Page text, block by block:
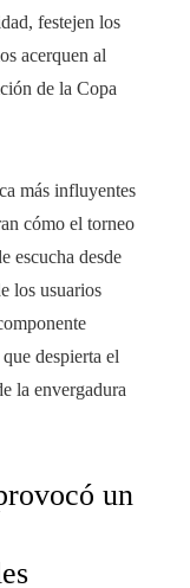
festejen los
acerquen al
de la Copa
más influyentes
cómo el torneo
escucha desde
los usuarios
despierta el
la envergadura
un